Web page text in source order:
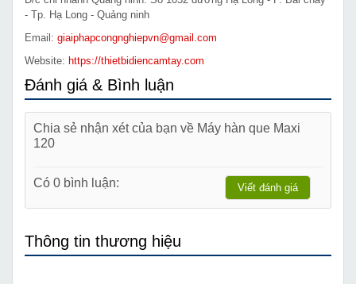
- Tp. Hạ Long - Quảng ninh
Email: giaiphapcongnghiepvn@gmail.com
Website: https://thietbidiencamtay.com
Đánh giá & Bình luận
Chia sẻ nhận xét của bạn về Máy hàn que Maxi
120
Có 0 bình luận: Viết đánh giá
Thông tin thương hiệu